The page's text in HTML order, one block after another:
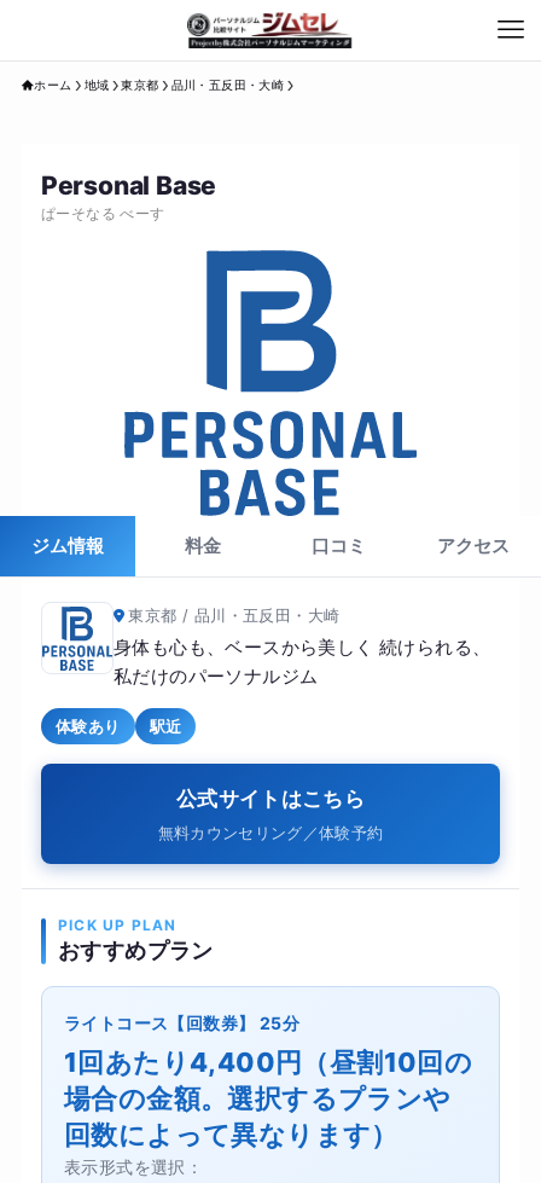
ホーム 地域 東京都 品川・五反田・大崎
Personal Base
ぱーそなる べーす
ジム情報 料金 口コミ アクセス
東京都 / 品川・五反田・大崎
身体も心も、ベースから美しく 続けられる、
私だけのパーソナルジム
体験あり 駅近
公式サイトはこちら
無料カウンセリング／体験予約
PICK UP PLAN
おすすめプラン
ライトコース【回数券】 25分
1回あたり4,400円（昼割10回の
場合の金額。選択するプランや
回数によって異なります）
表示形式を選択：